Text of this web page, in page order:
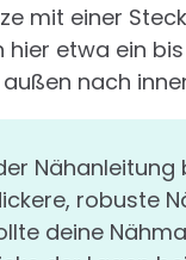
mit einer
hier etwa ein
nach
robuste
deine